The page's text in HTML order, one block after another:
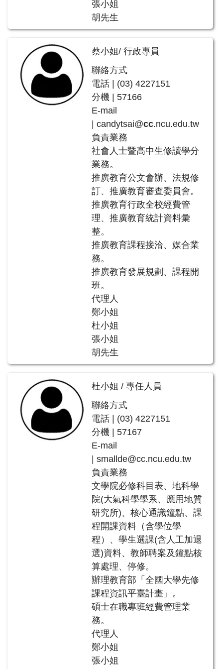
張小姐
胡先生
蔡小姐/ 行政專員
聯絡方式
電話 | (03) 4227151
分機 | 57166
E-mail
| candytsai@cc.ncu.edu.tw
負責業務
社會人士暨高中生修讀學分
業務。
推廣教育公文會辦、法規修
訂、推廣教育審查委員會。
推廣教育行政全校經費管
理、推廣教育統計資料彙
整。
推廣教育課程接洽、媒合業
務。
推廣教育發展規劃、課程開
班。
代理人
鄭小姐
杜小姐
張小姐
胡先生
杜小姐 / 專任人員
聯絡方式
電話 | (03) 4227151
分機 | 57167
E-mail
| smallde@cc.ncu.edu.tw
負責業務
文學院必修科目表、地科學
院(大氣科學學系、應用地質
研究所)、核心通識鐘點、課
程開課資料（含學位學
程）、學生選課(含人工加退
選)資料、教師聘案及鐘點核
算處理、停修。
辦理教育部「全國大學先修
課程資訊平臺計畫」。
碩士在職專班經費管理業
務。
代理人
鄭小姐
張小姐